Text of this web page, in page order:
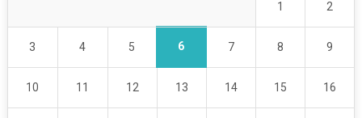
1 2
3 4 5 6 7 8 9
10 11 12 13 14 15 16